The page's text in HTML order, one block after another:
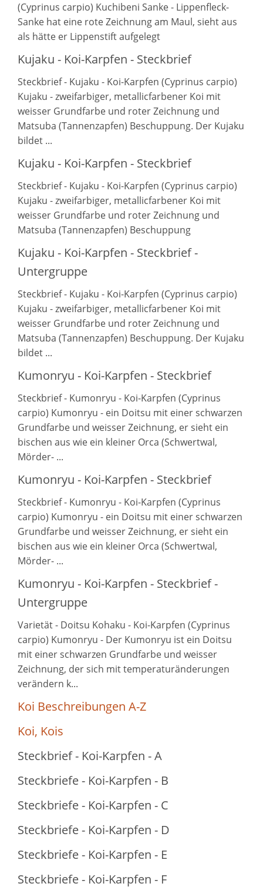
(Cyprinus carpio) Kuchibeni Sanke - Lippenfleck-
Sanke hat eine rote Zeichnung am Maul, sieht aus
als hätte er Lippenstift aufgelegt
Kujaku - Koi-Karpfen - Steckbrief
Steckbrief - Kujaku - Koi-Karpfen (Cyprinus carpio)
Kujaku - zweifarbiger, metallicfarbener Koi mit
weisser Grundfarbe und roter Zeichnung und
Matsuba (Tannenzapfen) Beschuppung. Der Kujaku
bildet ...
Kujaku - Koi-Karpfen - Steckbrief
Steckbrief - Kujaku - Koi-Karpfen (Cyprinus carpio)
Kujaku - zweifarbiger, metallicfarbener Koi mit
weisser Grundfarbe und roter Zeichnung und
Matsuba (Tannenzapfen) Beschuppung
Kujaku - Koi-Karpfen - Steckbrief -
Untergruppe
Steckbrief - Kujaku - Koi-Karpfen (Cyprinus carpio)
Kujaku - zweifarbiger, metallicfarbener Koi mit
weisser Grundfarbe und roter Zeichnung und
Matsuba (Tannenzapfen) Beschuppung. Der Kujaku
bildet ...
Kumonryu - Koi-Karpfen - Steckbrief
Steckbrief - Kumonryu - Koi-Karpfen (Cyprinus
carpio) Kumonryu - ein Doitsu mit einer schwarzen
Grundfarbe und weisser Zeichnung, er sieht ein
bischen aus wie ein kleiner Orca (Schwertwal,
Mörder- ...
Kumonryu - Koi-Karpfen - Steckbrief
Steckbrief - Kumonryu - Koi-Karpfen (Cyprinus
carpio) Kumonryu - ein Doitsu mit einer schwarzen
Grundfarbe und weisser Zeichnung, er sieht ein
bischen aus wie ein kleiner Orca (Schwertwal,
Mörder- ...
Kumonryu - Koi-Karpfen - Steckbrief -
Untergruppe
Varietät - Doitsu Kohaku - Koi-Karpfen (Cyprinus
carpio) Kumonryu - Der Kumonryu ist ein Doitsu
mit einer schwarzen Grundfarbe und weisser
Zeichnung, der sich mit temperaturänderungen
verändern k...
Koi Beschreibungen A-Z
Koi, Kois
Steckbrief - Koi-Karpfen - A
Steckbriefe - Koi-Karpfen - B
Steckbriefe - Koi-Karpfen - C
Steckbriefe - Koi-Karpfen - D
Steckbriefe - Koi-Karpfen - E
Steckbriefe - Koi-Karpfen - F